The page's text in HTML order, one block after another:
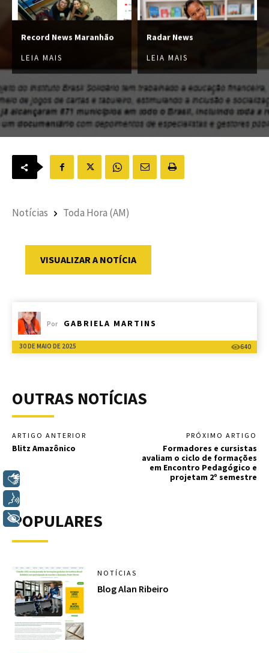
Record News Maranhão
LEIA MAIS
Radar News
LEIA MAIS
Notícias Toda Hora (AM)
VISUALIZAR A NOTÍCIA
Por GABRIELA MARTINS
30 DE MAIO DE 2025 640
OUTRAS NOTÍCIAS
ARTIGO ANTERIOR
Blitz Amazônico
PRÓXIMO ARTIGO
Formadores e cursistas
avaliam o ciclo de formações
em Encontro Pedagógico e
projetam 2º semestre
POPULARES
NOTÍCIAS
Blog Alan Ribeiro
+ Acessibilidade